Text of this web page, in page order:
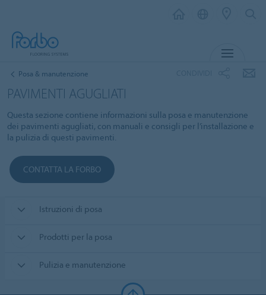
Posa & manutenzione
PAVIMENTI AGUGLIATI
Questa sezione contiene informazioni sulla posa e manutenzione
dei pavimenti agugliati, con manuali e consigli per l’installazione e
la pulizia di questi pavimenti.
CONTATTA LA FORBO
Istruzioni di posa
Prodotti per la posa
Pulizia e manutenzione